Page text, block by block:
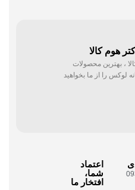
هوم کالا
، بهترین محصولات
لوکس را از ما بخواهید
اعتماد
شما،
افتخار ما